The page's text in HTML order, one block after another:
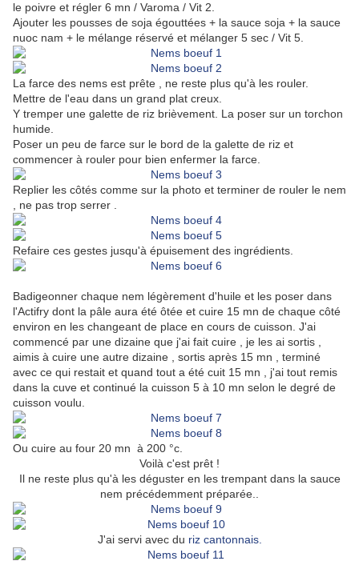
le poivre et régler 6 mn / Varoma / Vit 2.
Ajouter les pousses de soja égouttées + la sauce soja + la sauce
nuoc nam + le mélange réservé et mélanger 5 sec / Vit 5.
La farce des nems est prête , ne reste plus qu'à les rouler.
Mettre de l'eau dans un grand plat creux.
Y tremper une galette de riz brièvement. La poser sur un torchon
humide.
Poser un peu de farce sur le bord de la galette de riz et
commencer à rouler pour bien enfermer la farce.
Replier les côtés comme sur la photo et terminer de rouler le nem
, ne pas trop serrer .
Refaire ces gestes jusqu'à épuisement des ingrédients.
Badigeonner chaque nem légèrement d'huile et les poser dans
l'Actifry dont la pâle aura été ôtée et cuire 15 mn de chaque côté
environ en les changeant de place en cours de cuisson. J'ai
commencé par une dizaine que j'ai fait cuire , je les ai sortis ,
aimis à cuire une autre dizaine , sortis après 15 mn , terminé
avec ce qui restait et quand tout a été cuit 15 mn , j'ai tout remis
dans la cuve et continué la cuisson 5 à 10 mn selon le degré de
cuisson voulu.
Ou cuire au four 20 mn à 200 °c.
Voilà c'est prêt !
Il ne reste plus qu'à les déguster en les trempant dans la sauce
nem précédemment préparée..
J'ai servi avec du riz cantonnais.